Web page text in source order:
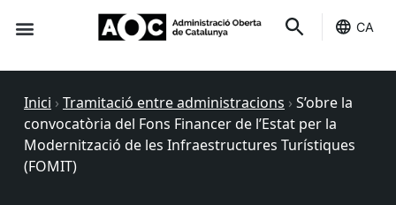
CA
Inici › Tramitació entre administracions › S’obre la
convocatòria del Fons Financer de l’Estat per la
Modernització de les Infraestructures Turístiques
(FOMIT)